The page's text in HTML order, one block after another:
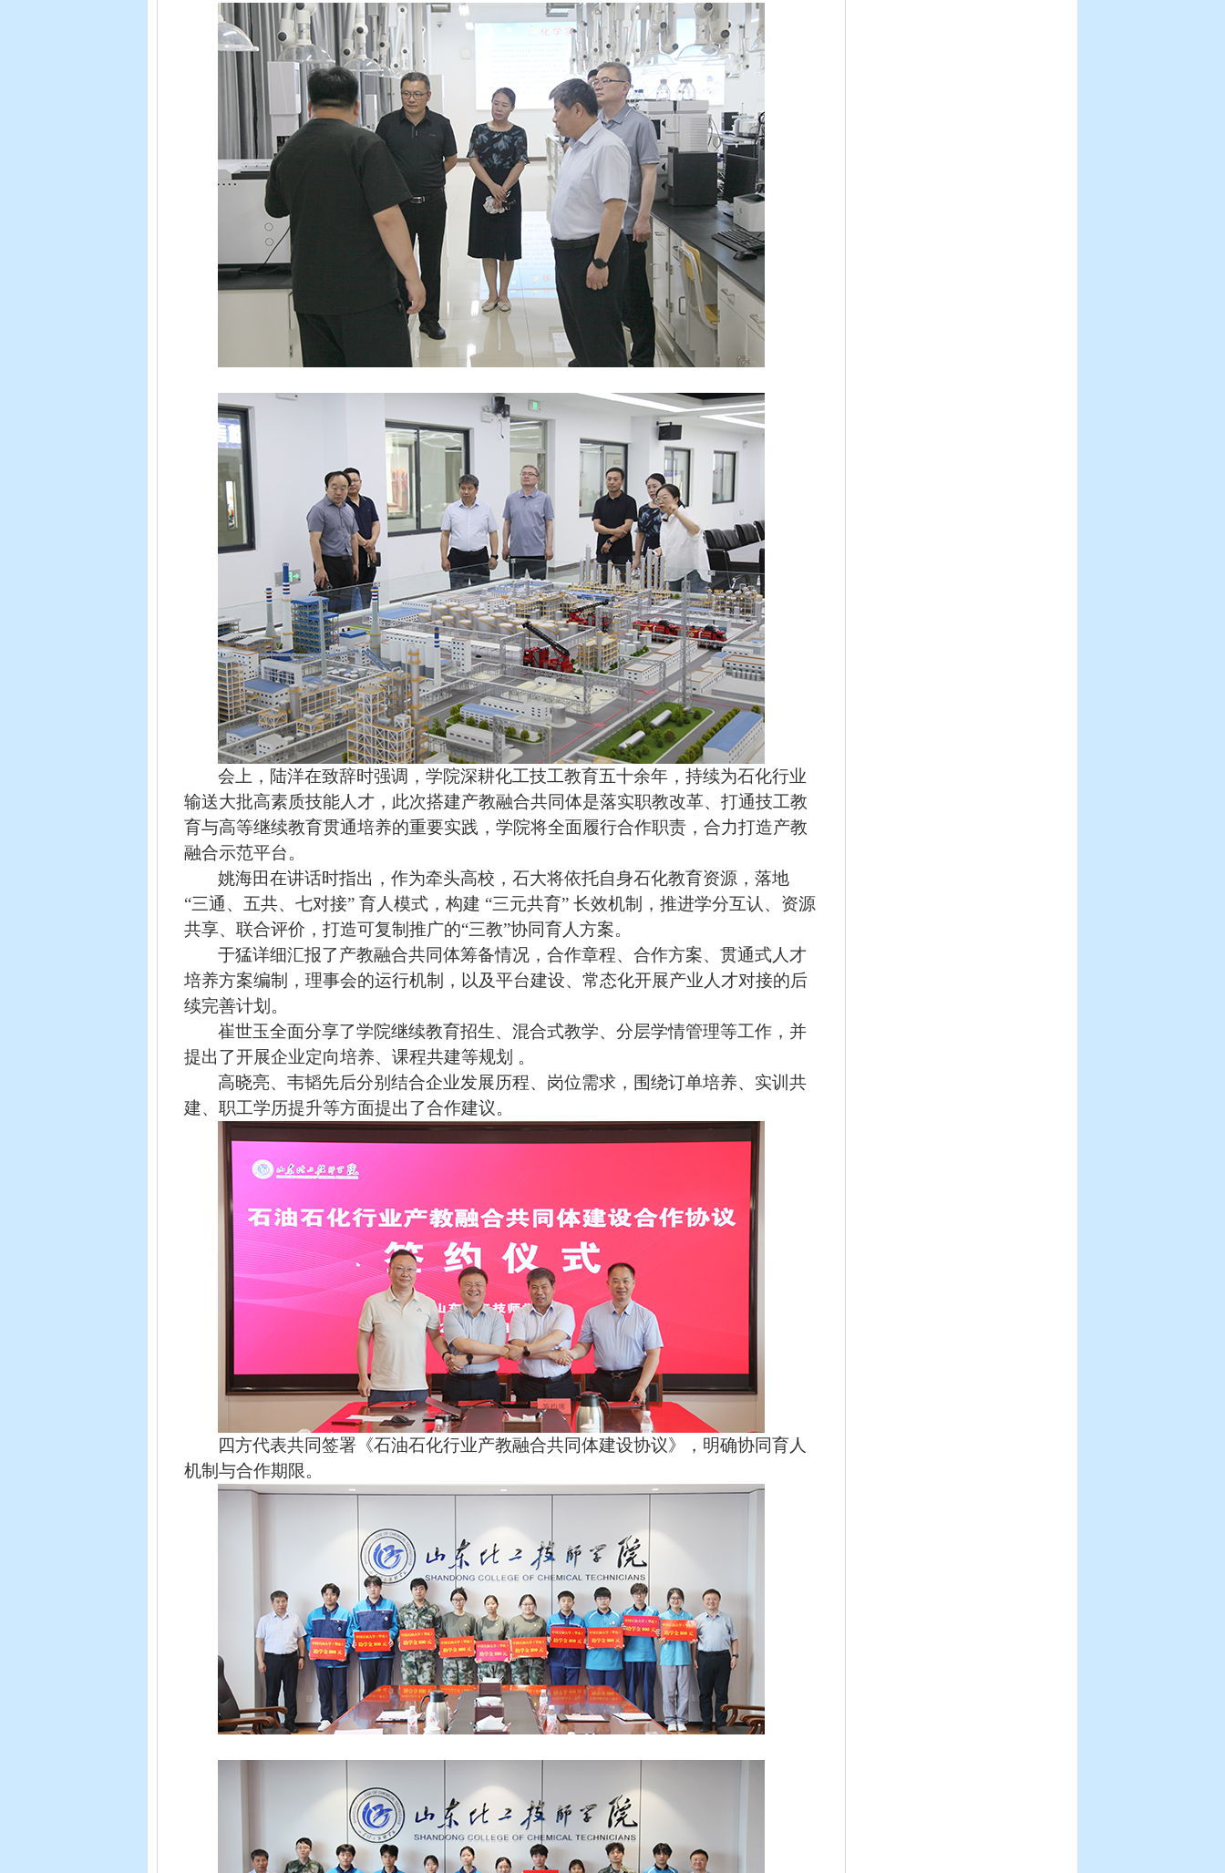
会上，陆洋在致辞时强调，学院深耕化工技工教育五十余年，持续为石化行业
输送大批高素质技能人才，此次搭建产教融合共同体是落实职教改革、打通技工教
育与高等继续教育贯通培养的重要实践，学院将全面履行合作职责，合力打造产教
融合示范平台。
姚海田在讲话时指出，作为牵头高校，石大将依托自身石化教育资源，落地
“三通、五共、七对接” 育人模式，构建 “三元共育” 长效机制，推进学分互认、资源
共享、联合评价，打造可复制推广的“三教”协同育人方案。
于猛详细汇报了产教融合共同体筹备情况，合作章程、合作方案、贯通式人才
培养方案编制，理事会的运行机制，以及平台建设、常态化开展产业人才对接的后
续完善计划。
崔世玉全面分享了学院继续教育招生、混合式教学、分层学情管理等工作，并
提出了开展企业定向培养、课程共建等规划 。
高晓亮、韦韬先后分别结合企业发展历程、岗位需求，围绕订单培养、实训共
建、职工学历提升等方面提出了合作建议。
四方代表共同签署《石油石化行业产教融合共同体建设协议》，明确协同育人
机制与合作期限。